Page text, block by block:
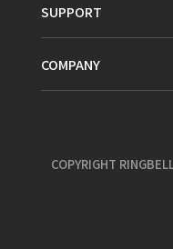
SUPPORT
COMPANY
COPYRIGHT